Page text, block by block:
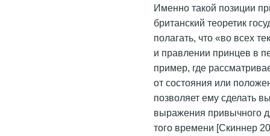
Именно такой позиции
британский теоретик
полагать, что «во всех
и правлении принцев в
пример, где
от состояния или
позволяет ему сделать
выражения привычного
того времени [Скиннер